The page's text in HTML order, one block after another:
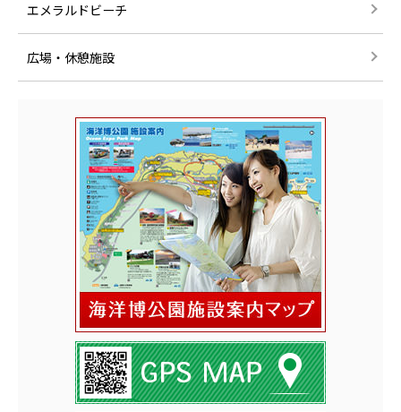
エメラルドビーチ
広場・休憩施設